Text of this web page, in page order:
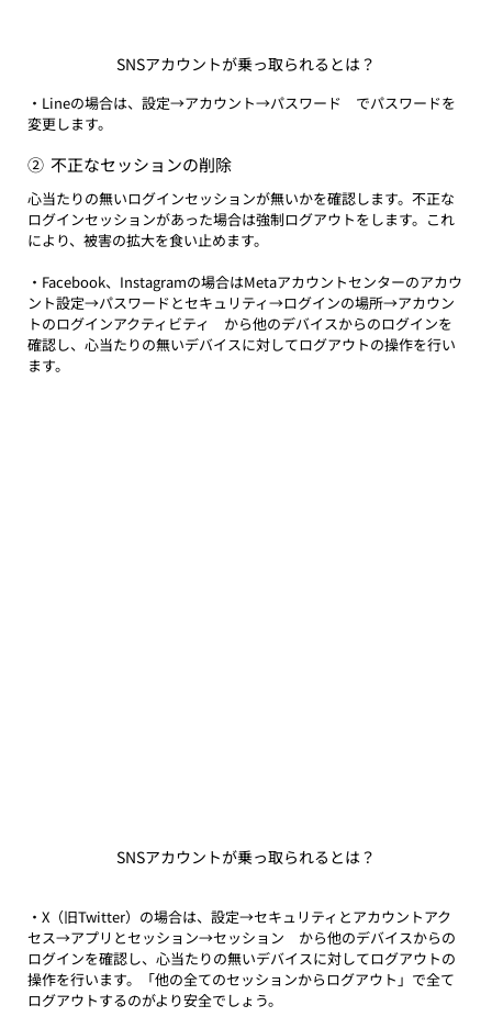
SNSアカウントが乗っ取られるとは？
・Lineの場合は、設定→アカウント→パスワード　でパスワードを
変更します。
②  不正なセッションの削除
心当たりの無いログインセッションが無いかを確認します。不正な
ログインセッションがあった場合は強制ログアウトをします。これ
により、被害の拡大を食い止めます。
・Facebook、Instagramの場合はMetaアカウントセンターのアカウ
ント設定→パスワードとセキュリティ→ログインの場所→アカウン
トのログインアクティビティ　から他のデバイスからのログインを
確認し、心当たりの無いデバイスに対してログアウトの操作を行い
ます。
SNSアカウントが乗っ取られるとは？
・X（旧Twitter）の場合は、設定→セキュリティとアカウントアク
セス→アプリとセッション→セッション　から他のデバイスからの
ログインを確認し、心当たりの無いデバイスに対してログアウトの
操作を行います。「他の全てのセッションからログアウト」で全て
ログアウトするのがより安全でしょう。